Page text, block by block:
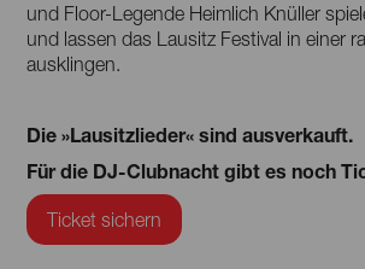
und Floor-Legende Heimlich Knüller
und lassen das Lausitz Festival in einer
ausklingen.
Die »Lausitzlieder« sind ausverkauft.
Für die DJ-Clubnacht gibt es noch
Ticket sichern